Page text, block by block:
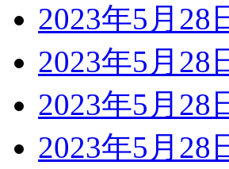
2023年5月28
2023年5月28
2023年5月28
2023年5月28